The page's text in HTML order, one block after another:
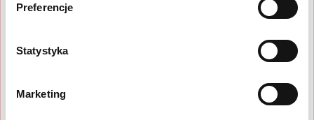
Preferencje
Statystyka
MarketingZapoznaj się z nasza ofertą, aby wybrać